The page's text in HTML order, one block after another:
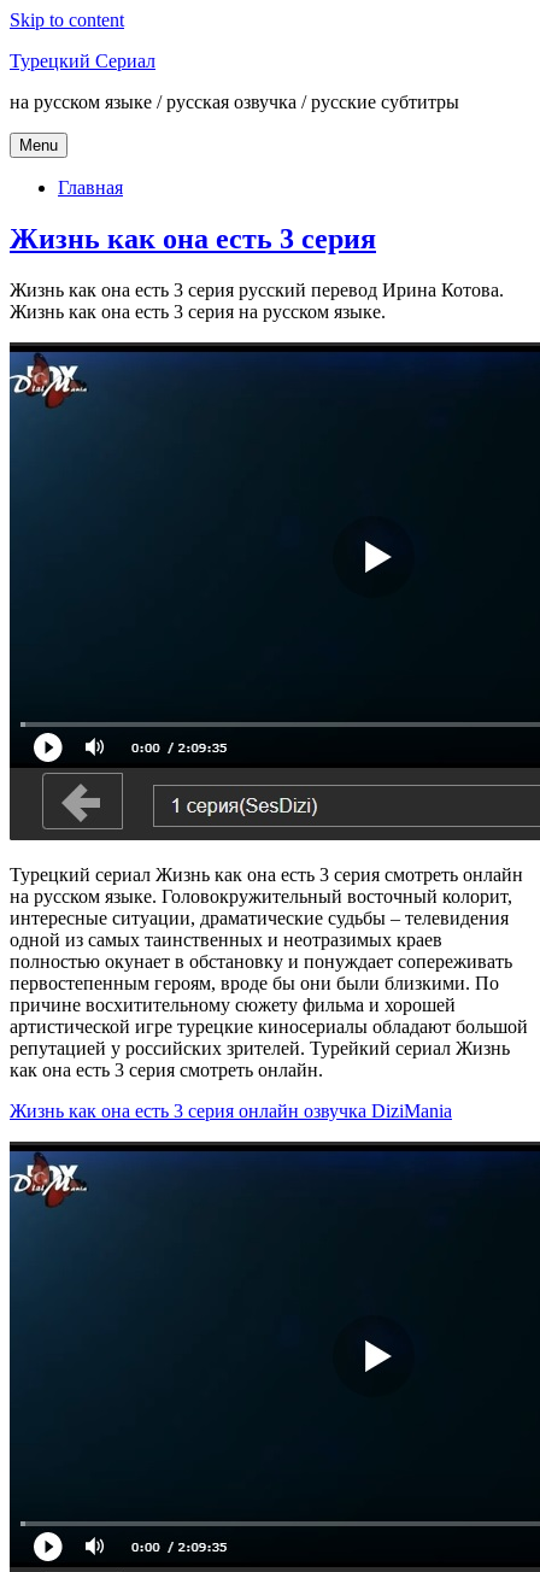
Skip to content
Турецкий Сериал
на русском языке / русская озвучка / русские субтитры
Menu
Главная
Жизнь как она есть 3 серия
Жизнь как она есть 3 серия русский перевод Ирина Котова.
Жизнь как она есть 3 серия на русском языке.
Турецкий сериал Жизнь как она есть 3 серия смотреть онлайн
на русском языке. Головокружительный восточный колорит,
интересные ситуации, драматические судьбы – телевидения
одной из самых таинственных и неотразимых краев
полностью окунает в обстановку и понуждает сопереживать
первостепенным героям, вроде бы они были близкими. По
причине восхитительному сюжету фильма и хорошей
артистической игре турецкие киносериалы обладают большой
репутацией у российских зрителей. Турейкий сериал Жизнь
как она есть 3 серия смотреть онлайн.
Жизнь как она есть 3 серия онлайн озвучка DiziMania